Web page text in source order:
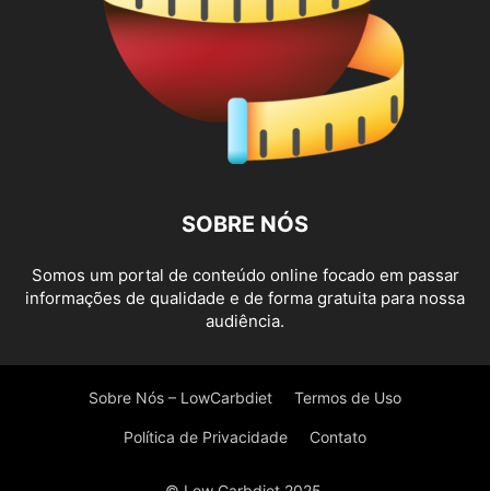
SOBRE NÓS
Somos um portal de conteúdo online focado em passar
informações de qualidade e de forma gratuita para nossa
audiência.
Sobre Nós – LowCarbdiet Termos de Uso
Política de Privacidade Contato